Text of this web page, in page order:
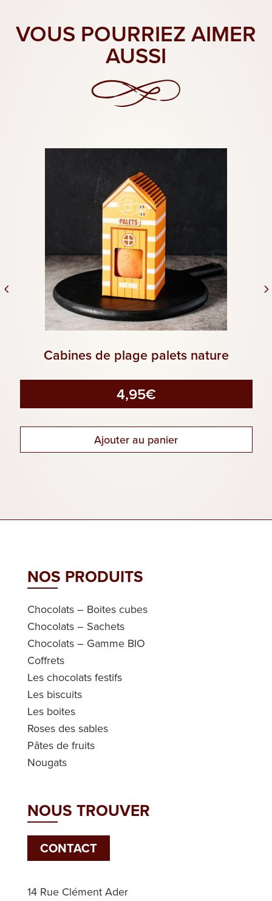
VOUS POURRIEZ AIMER
AUSSI
Cabines de plage palets nature
4,95€
Ajouter au panier
NOS PRODUITS
Chocolats – Boites cubes
Chocolats – Sachets
Chocolats – Gamme BIO
Coffrets
Les chocolats festifs
Les biscuits
Les boites
Roses des sables
Pâtes de fruits
Nougats
NOUS TROUVER
CONTACT
14 Rue Clément Ader